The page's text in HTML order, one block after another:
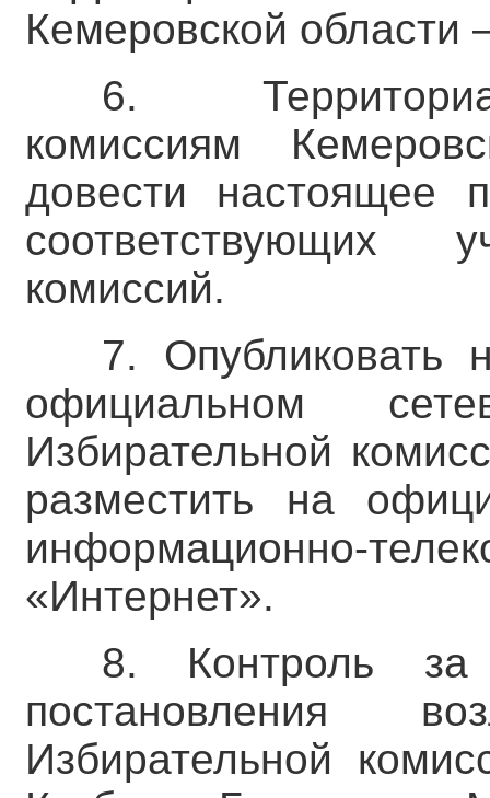
Кемеровской области
6.
комиссиям
довести настоящее
соответствующих
комиссий.
7. Опубликовать
официальном
Избирательной
разместить на
информационно-
«Интернет».
8. Контроль за
постановления
Избирательной